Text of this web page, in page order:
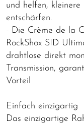
und helfen,
entschärfen.
- Die Crème de la
RockShox SID
drahtlose direkt
Transmission,
Vorteil
Einfach einzigartig
Das einzigartige